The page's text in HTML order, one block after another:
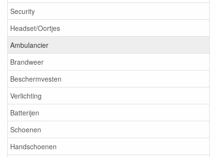
Security
Headset/Oortjes
Ambulancier
Brandweer
Beschermvesten
Verlichting
Batterijen
Schoenen
Handschoenen